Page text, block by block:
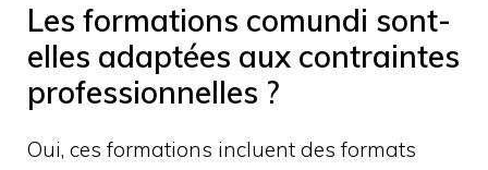
Les formations comundi sont-
elles adaptées aux contraintes
professionnelles ?
Oui, ces formations incluent des formats